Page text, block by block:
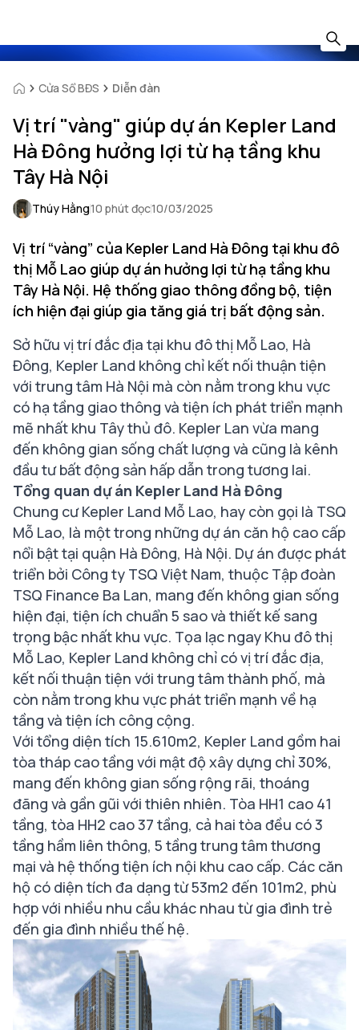
Cửa Sổ BĐS Diễn đàn
Vị trí "vàng" giúp dự án Kepler Land
Hà Đông hưởng lợi từ hạ tầng khu
Tây Hà Nội
Thúy Hằng10 phút đọc10/03/2025
Vị trí “vàng” của Kepler Land Hà Đông tại khu đô
thị Mỗ Lao giúp dự án hưởng lợi từ hạ tầng khu
Tây Hà Nội. Hệ thống giao thông đồng bộ, tiện
ích hiện đại giúp gia tăng giá trị bất động sản.
Sở hữu vị trí đắc địa tại khu đô thị Mỗ Lao, Hà
Đông, Kepler Land không chỉ kết nối thuận tiện
với trung tâm Hà Nội mà còn nằm trong khu vực
có hạ tầng giao thông và tiện ích phát triển mạnh
mẽ nhất khu Tây thủ đô. Kepler Lan vừa mang
đến không gian sống chất lượng và cũng là kênh
đầu tư bất động sản hấp dẫn trong tương lai.
Tổng quan dự án Kepler Land Hà Đông
Chung cư Kepler Land Mỗ Lao, hay còn gọi là TSQ
Mỗ Lao, là một trong những dự án căn hộ cao cấp
nổi bật tại quận Hà Đông, Hà Nội. Dự án được phát
triển bởi Công ty TSQ Việt Nam, thuộc Tập đoàn
TSQ Finance Ba Lan, mang đến không gian sống
hiện đại, tiện ích chuẩn 5 sao và thiết kế sang
trọng bậc nhất khu vực. Tọa lạc ngay Khu đô thị
Mỗ Lao, Kepler Land không chỉ có vị trí đắc địa,
kết nối thuận tiện với trung tâm thành phố, mà
còn nằm trong khu vực phát triển mạnh về hạ
tầng và tiện ích công cộng.
Với tổng diện tích 15.610m2, Kepler Land gồm hai
tòa tháp cao tầng với mật độ xây dựng chỉ 30%,
mang đến không gian sống rộng rãi, thoáng
đãng và gần gũi với thiên nhiên. Tòa HH1 cao 41
tầng, tòa HH2 cao 37 tầng, cả hai tòa đều có 3
tầng hầm liên thông, 5 tầng trung tâm thương
mại và hệ thống tiện ích nội khu cao cấp. Các căn
hộ có diện tích đa dạng từ 53m2 đến 101m2, phù
hợp với nhiều nhu cầu khác nhau từ gia đình trẻ
đến gia đình nhiều thế hệ.